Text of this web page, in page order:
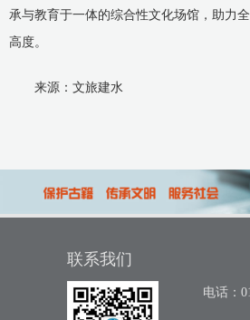
承与教育于一体的综合性文化场馆，助力
高度。
来源：文旅建水
联系我们
电话：